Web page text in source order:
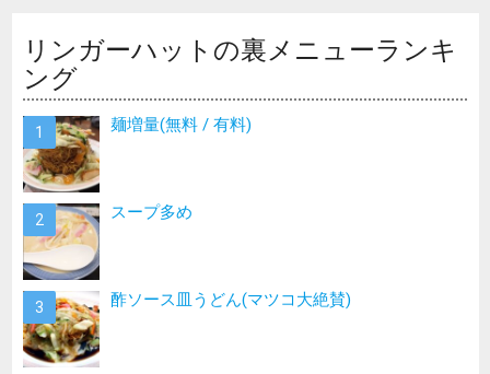
リンガーハットの裏メニューランキ
ング
麺増量(無料 / 有料)
スープ多め
酢ソース皿うどん(マツコ大絶賛)